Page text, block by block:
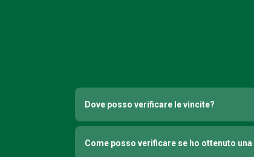
Dove posso verificare le vincite?
Come posso verificare se ho ottenuto